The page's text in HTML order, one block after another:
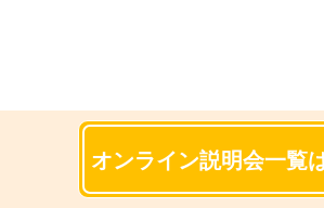
オンライン説明会一覧